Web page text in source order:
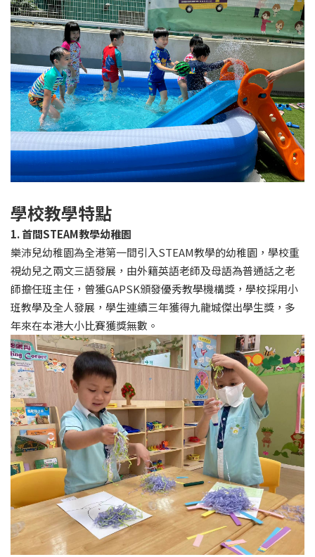
學校教學特點
1. 首間STEAM教學幼稚園
樂沛兒幼稚園為全港第一間引入STEAM教學的幼稚園，學校重
視幼兒之兩文三語發展，由外籍英語老師及母語為普通話之老
師擔任班主任，曾獲GAPSK頒發優秀教學機構獎，學校採用小
班教學及全人發展，學生連續三年獲得九龍城傑出學生獎，多
年來在本港大小比賽獲獎無數。